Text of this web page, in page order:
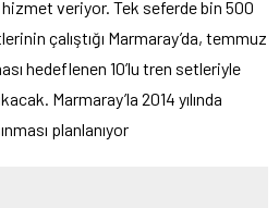
veriyor. Tek seferde bin 500
çalıştığı Marmaray’da, temmuz
hedeflenen 10’lu tren setleriyle
Marmaray’la 2014 yılında
planlanıyor